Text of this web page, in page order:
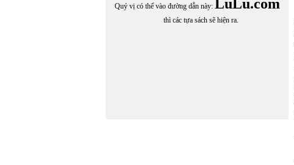
Quý vị có thể vào đường dẫn này: LuLu.com
thì các tựa sách sẽ hiện ra.